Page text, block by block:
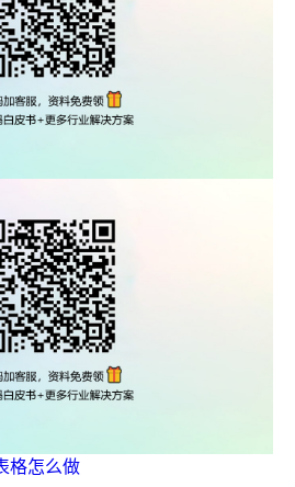
格怎么做